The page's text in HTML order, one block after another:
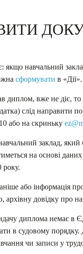
якщо навчальний
сформувати в «Дії».
диплом, вже не діє,
слід направити
або на скриньку
заклад, який
на основі
року.
або інформація
архівну довідку про
диплома немає в
в судовому
чи записи у